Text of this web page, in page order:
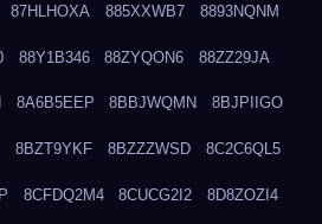
87HLHOXA 885XXWB7 8893NQNM
88Y1B346 88ZYQON6 88ZZ29JA
8A6B5EEP 8BBJWQMN 8BJPIIGO
8BZT9YKF 8BZZZWSD 8C2C6QL5
8CFDQ2M4 8CUCG2I2 8D8ZOZI4